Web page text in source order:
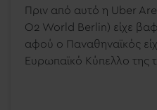
Πριν από αυτό η Uber
O2 World Berlin) είχε
αφού ο Παναθηναϊκός
Ευρωπαϊκό Κύπελλο της